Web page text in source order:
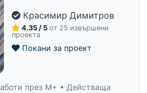
Красимир Димитров
4.35 / 5 от 25 извършени
проекта
Покани за проект
през M+ • Действаща